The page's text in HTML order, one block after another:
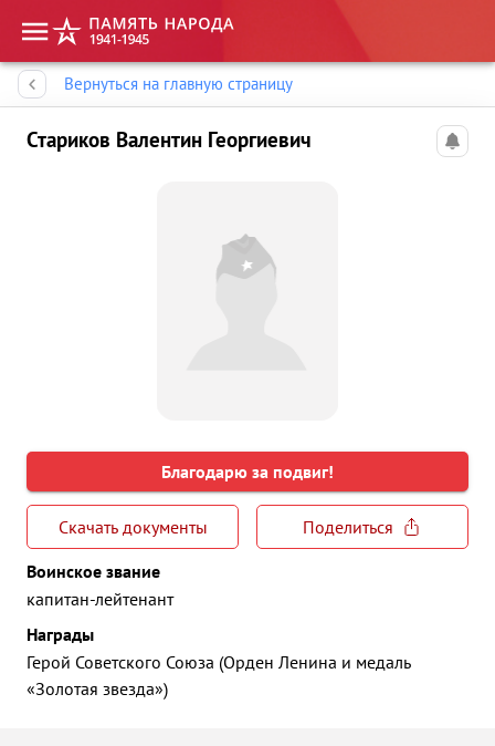
Вернуться на главную страницу
Стариков Валентин Георгиевич
Благодарю за подвиг!
Скачать документы
Поделиться
Воинское звание
капитан-лейтенант
Награды
Герой Советского Союза (Орден Ленина и медаль
«Золотая звезда»)
Память народа